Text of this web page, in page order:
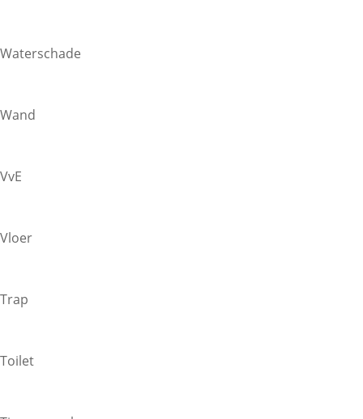
Waterschade
Wand
VvE
Vloer
Trap
Toilet